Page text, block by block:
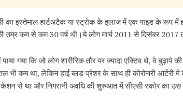
का इस्तेमाल हार्टअटैक या स्ट्रोक के इलाज में एक गाइड के रूप
उम्र कम से कम 30 वर्ष थी।ये लोग मार्च 2011 से दिसंबर
गया कि जो लोग शारीरिक तौर पर ज्यादा एक्टिव थे, वे
भी कम था, लेकिन हाई ब्लड प्रेशर के साथ ही कोरोनरी
से था और निगरानी अवधि की शुरुआत में सीएसी स्कोर का